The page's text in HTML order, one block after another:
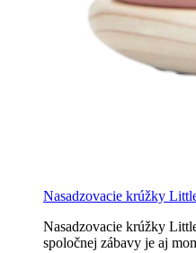
Nasadzovacie krúžky
Nasadzovacie krúžky
spoločnej zábavy je aj